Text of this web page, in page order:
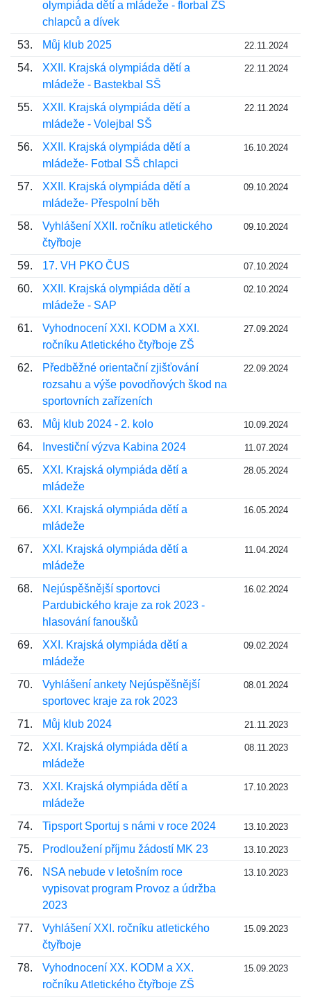
olympiáda dětí a mládeže - florbal ZŠ
chlapců a dívek
53.
Můj klub 2025 22.11.2024
54.
XXII. Krajská olympiáda dětí a
mládeže - Bastekbal SŠ
22.11.2024
55.
XXII. Krajská olympiáda dětí a
mládeže - Volejbal SŠ
22.11.2024
56.
XXII. Krajská olympiáda dětí a
mládeže- Fotbal SŠ chlapci
16.10.2024
57.
XXII. Krajská olympiáda dětí a
mládeže- Přespolní běh
09.10.2024
58.
Vyhlášení XXII. ročníku atletického
čtyřboje
09.10.2024
59. 17. VH PKO ČUS 07.10.2024
60.
XXII. Krajská olympiáda dětí a
mládeže - SAP
02.10.2024
61.
Vyhodnocení XXI. KODM a XXI.
ročníku Atletického čtyřboje ZŠ
27.09.2024
62.
Předběžné orientační zjišťování
rozsahu a výše povodňových škod na
sportovních zařízeních
22.09.2024
63. Můj klub 2024 - 2. kolo 10.09.2024
64. Investiční výzva Kabina 2024 11.07.2024
65.
XXI. Krajská olympiáda dětí a
mládeže
28.05.2024
66.
XXI. Krajská olympiáda dětí a
mládeže
16.05.2024
67.
XXI. Krajská olympiáda dětí a
mládeže
11.04.2024
68.
Nejúspěšnější sportovci
Pardubického kraje za rok 2023 -
hlasování fanoušků
16.02.2024
69.
XXI. Krajská olympiáda dětí a
mládeže
09.02.2024
70.
Vyhlášení ankety Nejúspěšnější
sportovec kraje za rok 2023
08.01.2024
71. Můj klub 2024 21.11.2023
72.
XXI. Krajská olympiáda dětí a
mládeže
08.11.2023
73.
XXI. Krajská olympiáda dětí a
mládeže
17.10.2023
74. Tipsport Sportuj s námi v roce 2024 13.10.2023
75. Prodloužení příjmu žádostí MK 23 13.10.2023
76.
NSA nebude v letošním roce
vypisovat program Provoz a údržba
2023
13.10.2023
77.
Vyhlášení XXI. ročníku atletického
čtyřboje
15.09.2023
78.
Vyhodnocení XX. KODM a XX.
ročníku Atletického čtyřboje ZŠ
15.09.2023